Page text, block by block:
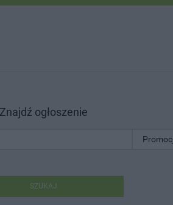
Znajdź ogłoszenie
SZUKAJ